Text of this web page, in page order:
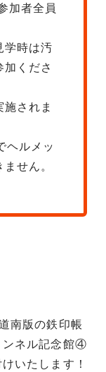
加者全員
学時は汚
くださ
されま
ヘルメッ
せん。
南版の鉄印帳
ネル記念館④
いたします！